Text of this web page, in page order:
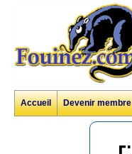
Accueil Devenir membre